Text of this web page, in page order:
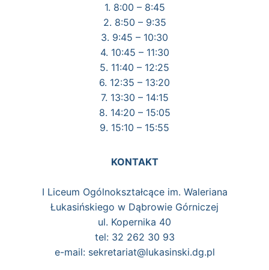
1. 8:00 – 8:45
2. 8:50 – 9:35
3. 9:45 – 10:30
4. 10:45 – 11:30
5. 11:40 – 12:25
6. 12:35 – 13:20
7. 13:30 – 14:15
8. 14:20 – 15:05
9. 15:10 – 15:55
KONTAKT
I Liceum Ogólnokształcące im. Waleriana
Łukasińskiego w Dąbrowie Górniczej
ul. Kopernika 40
tel: 32 262 30 93
e-mail: sekretariat@lukasinski.dg.pl